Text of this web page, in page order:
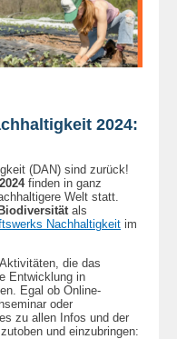
2024:
(DAN) sind zurück!
finden in ganz
Welt statt.
als
Nachhaltigkeit im
die das
Entwicklung in
Egal ob Online-
oder
zu allen Infos und der
und einzubringen: